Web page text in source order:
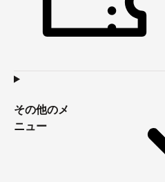
その他のメ
ニュー